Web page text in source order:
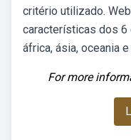
critério utilizado.
características dos 6
áfrica, ásia, oceania
For more